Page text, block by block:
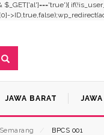
JAWA BARAT
BPCS 001